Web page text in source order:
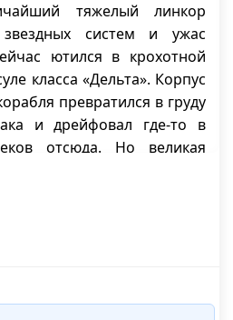
тяжелый линкор
систем и ужас
ютился в крохотной
класса «Дельта». Корпус
превратился в груду
и дрейфовал где-то в
отсюда. Но великая
планеты. Класс «Терра».